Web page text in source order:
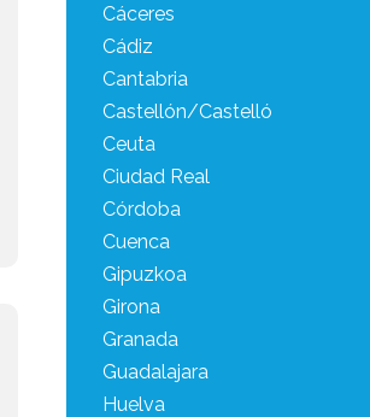
Cáceres
Cádiz
Cantabria
Castellón/Castelló
Ceuta
Ciudad Real
Córdoba
Cuenca
Gipuzkoa
Girona
Granada
Guadalajara
Huelva